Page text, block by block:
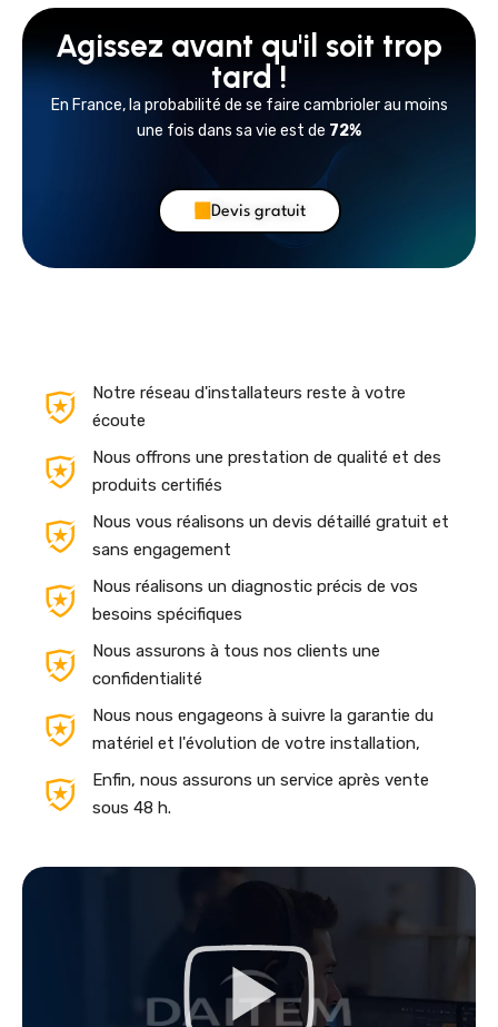
Agissez avant qu'il soit trop
tard !
En France, la probabilité de se faire cambrioler au moins
une fois dans sa vie est de 72%
Devis gratuit
Notre réseau d'installateurs reste à votre
écoute
Nous offrons une prestation de qualité et des
produits certifiés
Nous vous réalisons un devis détaillé gratuit et
sans engagement
Nous réalisons un diagnostic précis de vos
besoins spécifiques
Nous assurons à tous nos clients une
confidentialité
Nous nous engageons à suivre la garantie du
matériel et l'évolution de votre installation,
Enfin, nous assurons un service après vente
sous 48 h.